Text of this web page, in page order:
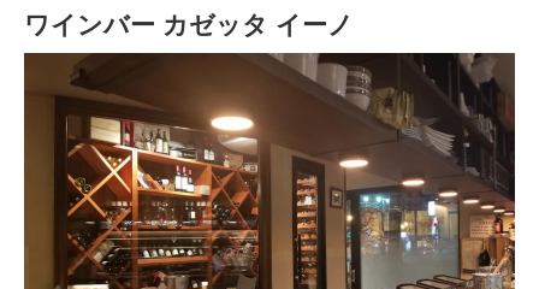
ワインバー カゼッタ イーノ